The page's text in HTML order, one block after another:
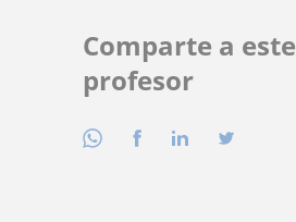
Comparte a este
profesor